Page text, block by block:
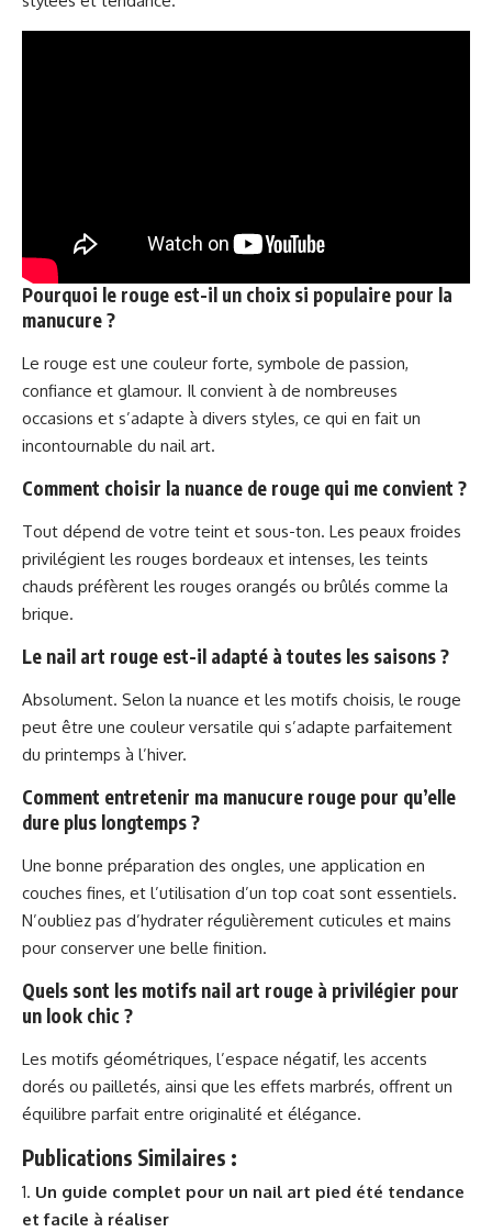
Pourquoi le rouge est-il un choix si populaire pour la
manucure ?
Le rouge est une couleur forte, symbole de passion,
confiance et glamour. Il convient à de nombreuses
occasions et s’adapte à divers styles, ce qui en fait un
incontournable du nail art.
Comment choisir la nuance de rouge qui me convient ?
Tout dépend de votre teint et sous-ton. Les peaux froides
privilégient les rouges bordeaux et intenses, les teints
chauds préfèrent les rouges orangés ou brûlés comme la
brique.
Le nail art rouge est-il adapté à toutes les saisons ?
Absolument. Selon la nuance et les motifs choisis, le rouge
peut être une couleur versatile qui s’adapte parfaitement
du printemps à l’hiver.
Comment entretenir ma manucure rouge pour qu’elle
dure plus longtemps ?
Une bonne préparation des ongles, une application en
couches fines, et l’utilisation d’un top coat sont essentiels.
N’oubliez pas d’hydrater régulièrement cuticules et mains
pour conserver une belle finition.
Quels sont les motifs nail art rouge à privilégier pour
un look chic ?
Les motifs géométriques, l’espace négatif, les accents
dorés ou pailletés, ainsi que les effets marbrés, offrent un
équilibre parfait entre originalité et élégance.
Publications Similaires :
Un guide complet pour un nail art pied été tendance
et facile à réaliser